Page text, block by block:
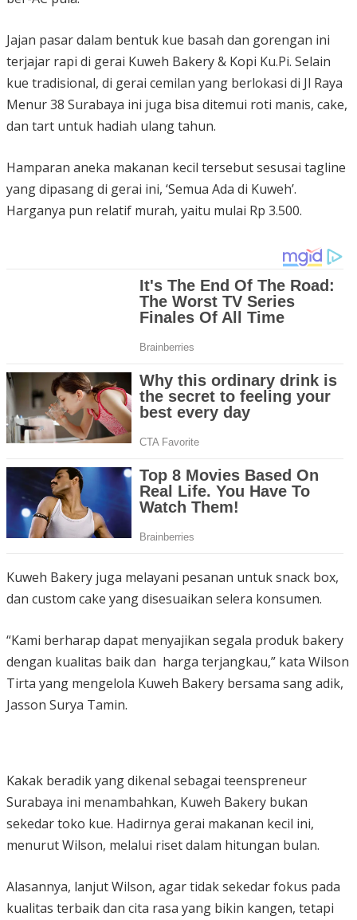
Jajan pasar dalam bentuk kue basah dan gorengan ini
terjajar rapi di gerai Kuweh Bakery & Kopi Ku.Pi. Selain
kue tradisional, di gerai cemilan yang berlokasi di Jl Raya
Menur 38 Surabaya ini juga bisa ditemui roti manis, cake,
dan tart untuk hadiah ulang tahun.
Hamparan aneka makanan kecil tersebut sesusai tagline
yang dipasang di gerai ini, ‘Semua Ada di Kuweh’.
Harganya pun relatif murah, yaitu mulai Rp 3.500.
Kuweh Bakery juga melayani pesanan untuk snack box,
dan custom cake yang disesuaikan selera konsumen.
“Kami berharap dapat menyajikan segala produk bakery
dengan kualitas baik dan harga terjangkau,” kata Wilson
Tirta yang mengelola Kuweh Bakery bersama sang adik,
Jasson Surya Tamin.
Kakak beradik yang dikenal sebagai teenspreneur
Surabaya ini menambahkan, Kuweh Bakery bukan
sekedar toko kue. Hadirnya gerai makanan kecil ini,
menurut Wilson, melalui riset dalam hitungan bulan.
Alasannya, lanjut Wilson, agar tidak sekedar fokus pada
kualitas terbaik dan cita rasa yang bikin kangen, tetapi